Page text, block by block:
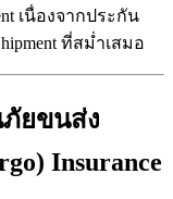
เนื่องจากประกัน
ที่สม่ำเสมอ
ภัยขนส่ง
Insurance